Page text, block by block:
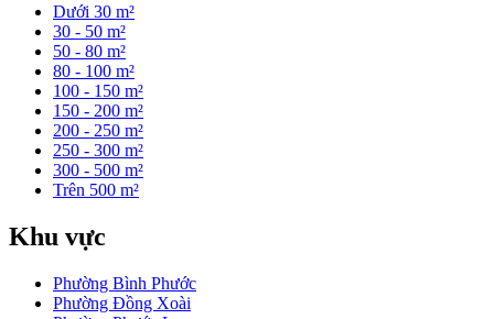
Dưới 30 m²
30 - 50 m²
50 - 80 m²
80 - 100 m²
100 - 150 m²
150 - 200 m²
200 - 250 m²
250 - 300 m²
300 - 500 m²
Trên 500 m²
Khu vực
Phường Bình Phước
Phường Đồng Xoài